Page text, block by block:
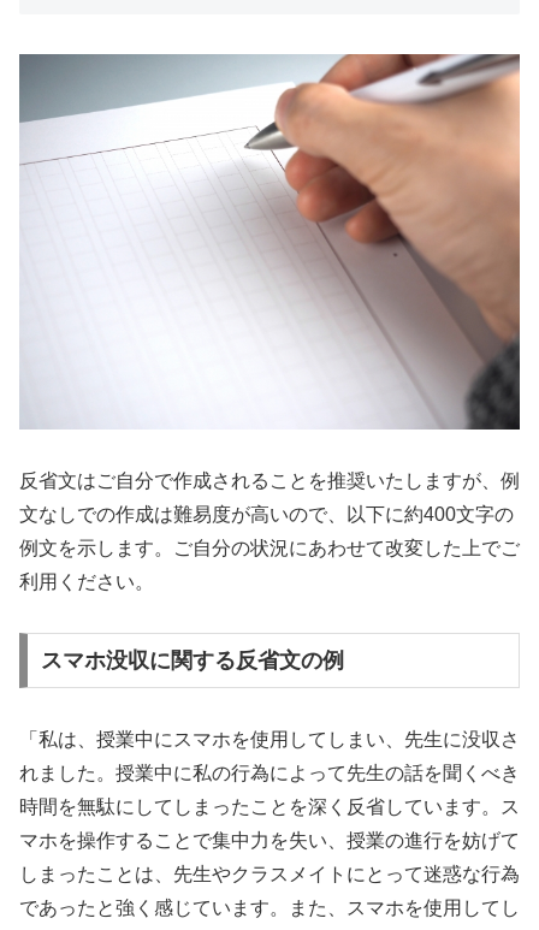
反省文はご自分で作成されることを推奨いたしますが、例
文なしでの作成は難易度が高いので、以下に約400文字の
例文を示します。ご自分の状況にあわせて改変した上でご
利用ください。
スマホ没収に関する反省文の例
「私は、授業中にスマホを使用してしまい、先生に没収さ
れました。授業中に私の行為によって先生の話を聞くべき
時間を無駄にしてしまったことを深く反省しています。ス
マホを操作することで集中力を失い、授業の進行を妨げて
しまったことは、先生やクラスメイトにとって迷惑な行為
であったと強く感じています。また、スマホを使用してし